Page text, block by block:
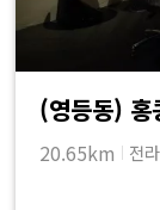
(영등동) 홍
20.65km 전